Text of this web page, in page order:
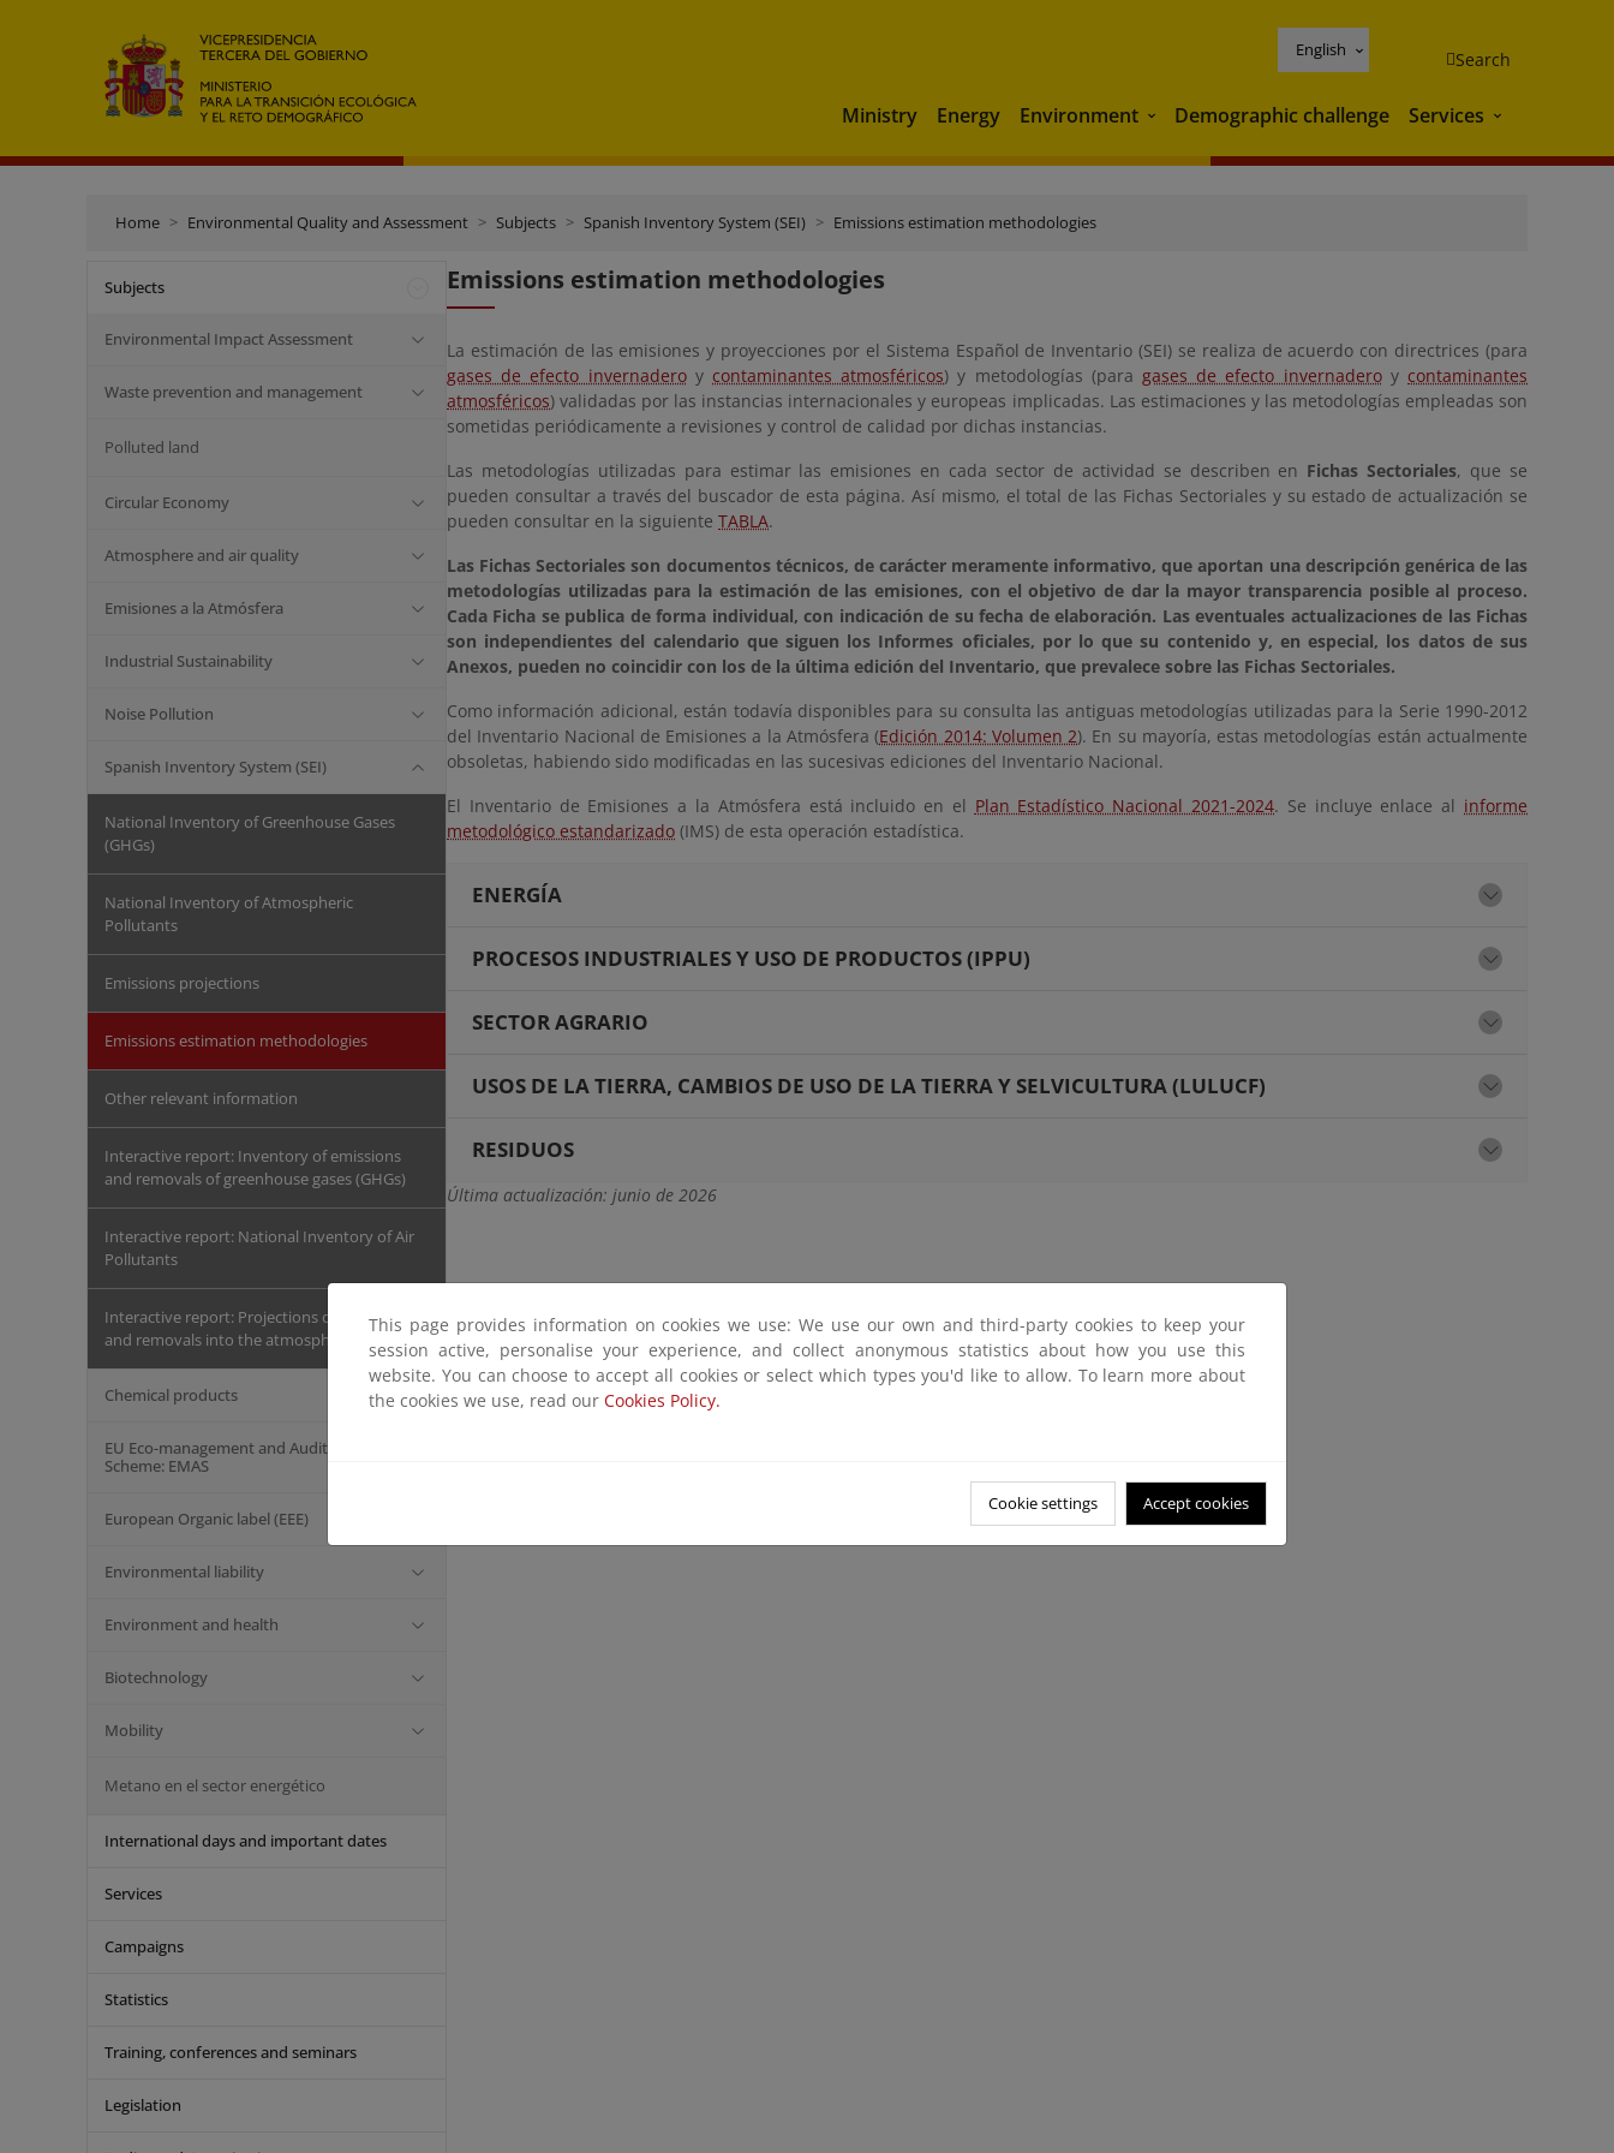
English Search
Ministry Energy Environment Environment
Demographic challenge Services Services
Home Environmental Quality and Assessment Subjects Spanish Inventory System (SEI) Emissions estimation methodologies
Subjects
Environmental Impact Assessment
Waste prevention and management
Polluted land
Circular Economy
Atmosphere and air quality
Emisiones a la Atmósfera
Industrial Sustainability
Noise Pollution
Spanish Inventory System (SEI)
National Inventory of Greenhouse Gases
(GHGs)
National Inventory of Atmospheric
Pollutants
Emissions projections
Emissions estimation methodologies
Other relevant information
Interactive report: Inventory of emissions
and removals of greenhouse gases (GHGs)
Interactive report: National Inventory of Air
Pollutants
Interactive report: Projections of emissions
and removals into the atmosphere
Chemical products
EU Eco-management and Auditing
Scheme: EMAS
European Organic label (EEE)
Environmental liability
Environment and health
Biotechnology
Mobility
Metano en el sector energético
International days and important dates
Services
Campaigns
Statistics
Training, conferences and seminars
Legislation
Emissions estimation methodologies
La estimación de las emisiones y proyecciones por el Sistema Español de Inventario (SEI) se realiza de acuerdo con directrices (para
gases de efecto invernaderoy contaminantes atmosféricos) y metodologías (paragases de efecto invernaderoy contaminantes
atmosféricos) validadas por las instancias internacionales y europeas implicadas. Las estimaciones y las metodologías empleadas son
sometidas periódicamente a revisiones y control de calidad por dichas instancias.
Las metodologías utilizadas para estimar las emisiones en cada sector de actividad se describen en Fichas Sectoriales, que se
pueden consultar a través del buscador de esta página. Así mismo, el total de las Fichas Sectoriales y su estado de actualización se
pueden consultar en la siguiente TABLA.
Las Fichas Sectoriales son documentos técnicos, de carácter meramente informativo, que aportan una descripción genérica de las
metodologías utilizadas para la estimación de las emisiones, con el objetivo de dar la mayor transparencia posible al proceso.
Cada Ficha se publica de forma individual, con indicación de su fecha de elaboración. Las eventuales actualizaciones de las Fichas
son independientes del calendario que siguen los Informes oficiales, por lo que su contenido y, en especial, los datos de sus
Anexos, pueden no coincidir con los de la última edición del Inventario, que prevalece sobre las Fichas Sectoriales.
Como información adicional, están todavía disponibles para su consulta las antiguas metodologías utilizadas para la Serie 1990-2012
del Inventario Nacional de Emisiones a la Atmósfera (Edición 2014: Volumen 2). En su mayoría, estas metodologías están actualmente
obsoletas, habiendo sido modificadas en las sucesivas ediciones del Inventario Nacional.
El Inventario de Emisiones a la Atmósfera está incluido en el Plan Estadístico Nacional 2021-2024. Se incluye enlace al informe
metodológico estandarizado (IMS) de esta operación estadística.
ENERGÍA
PROCESOS INDUSTRIALES Y USO DE PRODUCTOS (IPPU)
SECTOR AGRARIO
USOS DE LA TIERRA, CAMBIOS DE USO DE LA TIERRA Y SELVICULTURA (LULUCF)
RESIDUOS
Última actualización: junio de 2026
This page provides information on cookies we use: We use our own and third-party cookies to keep your
session active, personalise your experience, and collect anonymous statistics about how you use this
website. You can choose to accept all cookies or select which types you'd like to allow. To learn more about
the cookies we use, read our Cookies Policy.
Cookie settings Accept cookies